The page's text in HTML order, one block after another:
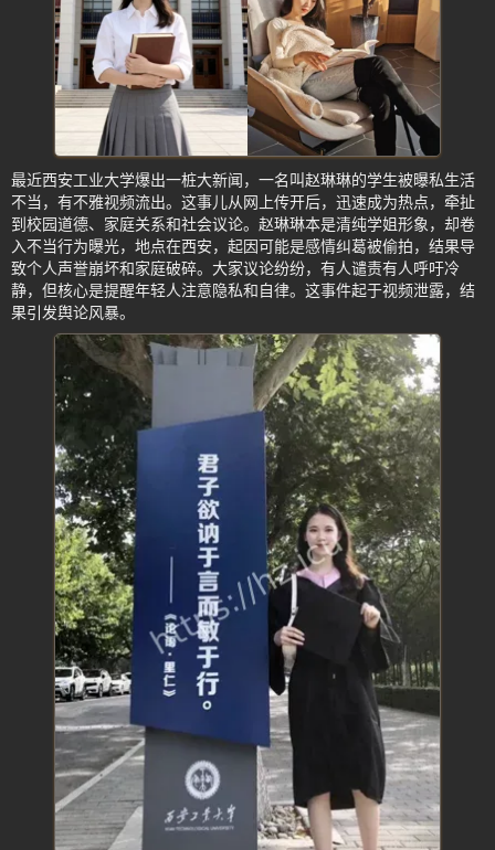
最近西安工业大学爆出一桩大新闻，一名叫赵琳琳的学生被曝私生活
不当，有不雅视频流出。这事儿从网上传开后，迅速成为热点，牵扯
到校园道德、家庭关系和社会议论。赵琳琳本是清纯学姐形象，却卷
入不当行为曝光，地点在西安，起因可能是感情纠葛被偷拍，结果导
致个人声誉崩坏和家庭破碎。大家议论纷纷，有人谴责有人呼吁冷
静，但核心是提醒年轻人注意隐私和自律。这事件起于视频泄露，结
果引发舆论风暴。